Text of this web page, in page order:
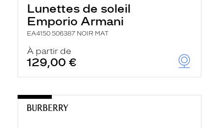
Lunettes de soleil
Emporio Armani
EA4150 506387 NOIR MAT
À partir de
129,00 €